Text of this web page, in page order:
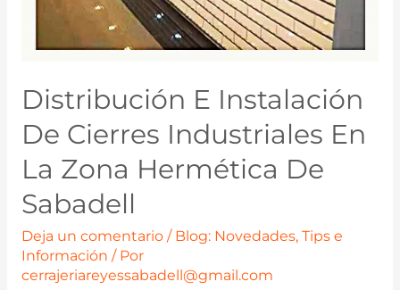
Distribución E Instalación
De Cierres Industriales En
La Zona Hermética De
Sabadell
Deja un comentario / Blog: Novedades, Tips e
Información / Por
cerrajeriareyessabadell@gmail.com